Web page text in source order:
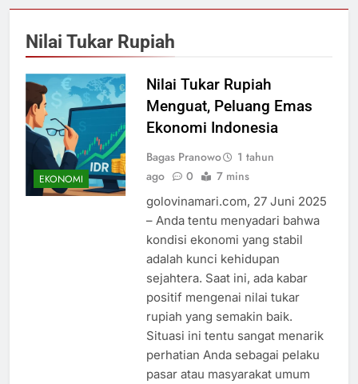
Nilai Tukar Rupiah
EKONOMI
Nilai Tukar Rupiah
Menguat, Peluang Emas
Ekonomi Indonesia
Bagas Pranowo
1 tahun
ago
0 7 mins
golovinamari.com, 27 Juni 2025
– Anda tentu menyadari bahwa
kondisi ekonomi yang stabil
adalah kunci kehidupan
sejahtera. Saat ini, ada kabar
positif mengenai nilai tukar
rupiah yang semakin baik.
Situasi ini tentu sangat menarik
perhatian Anda sebagai pelaku
pasar atau masyarakat umum